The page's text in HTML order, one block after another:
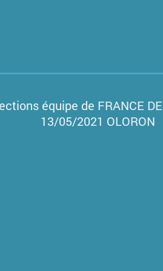
équipe de FRANCE
13/05/2021 OLORON